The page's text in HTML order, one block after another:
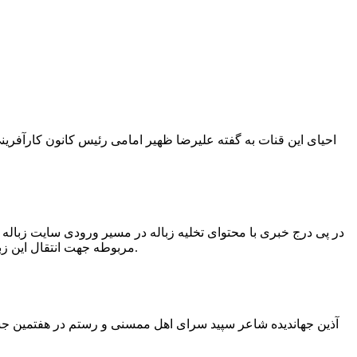
در پی درج خبری با محتوای تخلیه زباله در مسیر ورودی سایت
مربوطه جهت انتقال این زباله ها توسط لودر به سایت و دفن آنها، سید مهدی حسینی دهیار چمگل با ارسال تصاویری خبر از جمع آوری این زباله ها توسط شهرداری داد.
آذین جهاندیده شاعر سپید سرای اهل ممسنی و رستم در هفتمین